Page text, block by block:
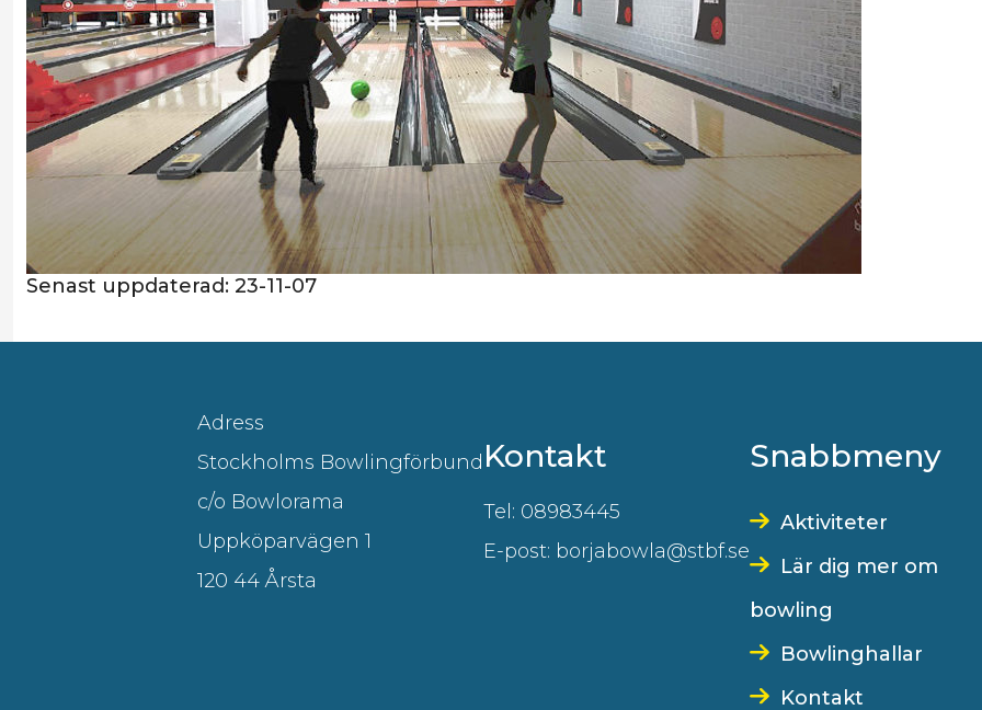
Senast uppdaterad: 23-11-07
Adress
Stockholms Bowlingförbund
c/o Bowlorama
Uppköparvägen 1
120 44 Årsta
Kontakt
Tel: 08983445
E-post: borjabowla@stbf.se
Snabbmeny
Aktiviteter
Lär dig mer om
bowling
Bowlinghallar
Kontakt